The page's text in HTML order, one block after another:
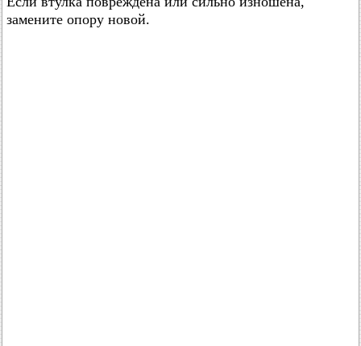
замените опору новой.